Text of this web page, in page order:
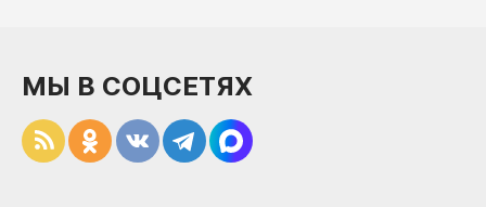
МЫ В СОЦСЕТЯХ